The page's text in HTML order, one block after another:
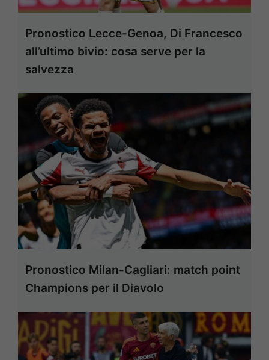
Pronostico Lecce-Genoa, Di Francesco
all’ultimo bivio: cosa serve per la
salvezza
Pronostico Milan-Cagliari: match point
Champions per il Diavolo